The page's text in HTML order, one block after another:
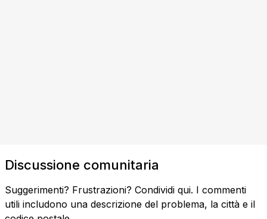
Discussione comunitaria
Suggerimenti? Frustrazioni? Condividi qui. I commenti
utili includono una descrizione del problema, la città e il